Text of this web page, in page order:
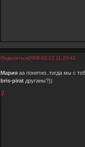
Поделиться2008-02-22 11:20:42
Марияаа понятно..тогда мы с
bris-piratдруганы?))
0